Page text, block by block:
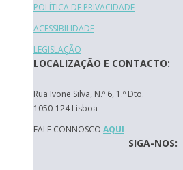
POLÍTICA DE PRIVACIDADE
ACESSIBILIDADE
LEGISLAÇÃO
LOCALIZAÇÃO E CONTACTO:
Rua Ivone Silva, N.º 6, 1.º Dto.
1050-124 Lisboa
FALE CONNOSCO AQUI
SIGA-NOS: